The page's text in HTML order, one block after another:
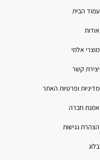
עמוד הבית
אודות
מוצרי אלמי
יצירת קשר
מדיניות ופרטיות האתר
אמנת חברה
הצהרת נגישות
בלוג